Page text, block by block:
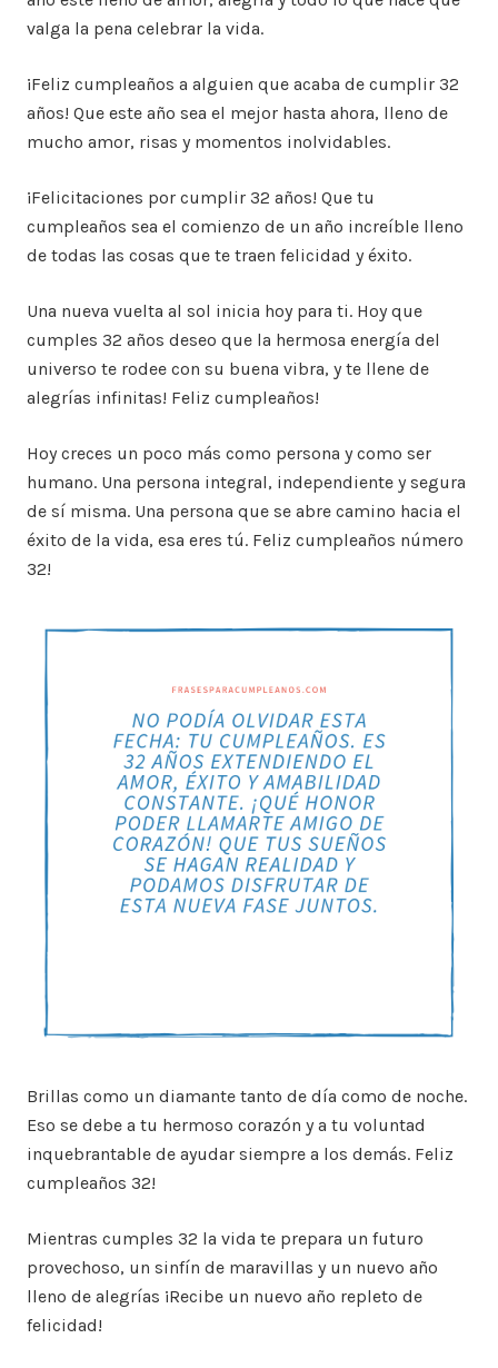
valga la pena celebrar la vida.
¡Feliz cumpleaños a alguien que acaba de cumplir 32
años! Que este año sea el mejor hasta ahora, lleno de
mucho amor, risas y momentos inolvidables.
¡Felicitaciones por cumplir 32 años! Que tu
cumpleaños sea el comienzo de un año increíble lleno
de todas las cosas que te traen felicidad y éxito.
Una nueva vuelta al sol inicia hoy para ti. Hoy que
cumples 32 años deseo que la hermosa energía del
universo te rodee con su buena vibra, y te llene de
alegrías infinitas! Feliz cumpleaños!
Hoy creces un poco más como persona y como ser
humano. Una persona integral, independiente y segura
de sí misma. Una persona que se abre camino hacia el
éxito de la vida, esa eres tú. Feliz cumpleaños número
32!
Brillas como un diamante tanto de día como de noche.
Eso se debe a tu hermoso corazón y a tu voluntad
inquebrantable de ayudar siempre a los demás. Feliz
cumpleaños 32!
Mientras cumples 32 la vida te prepara un futuro
provechoso, un sinfín de maravillas y un nuevo año
lleno de alegrías ¡Recibe un nuevo año repleto de
felicidad!